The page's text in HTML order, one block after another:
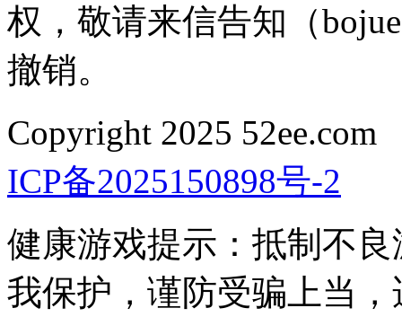
权，敬请来信告知（
撤销。
Copyright 2025
ICP备2025150898号-2
健康游戏提示：抵制不
我保护，谨防受骗上当